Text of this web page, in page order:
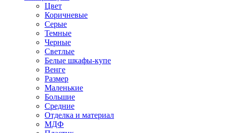
Цвет
Коричневые
Серые
Темные
Черные
Светлые
Белые шкафы-купе
Венге
Размер
Маленькие
Большие
Средние
Отделка и материал
МДФ